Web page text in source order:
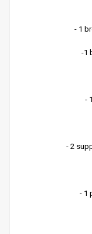
- 1
-1
-
- 2
- 1